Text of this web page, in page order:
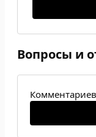
Вопросы и